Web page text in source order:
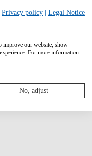
Privacy policy Legal Notice
improve our website, show
For more information
No, adjust